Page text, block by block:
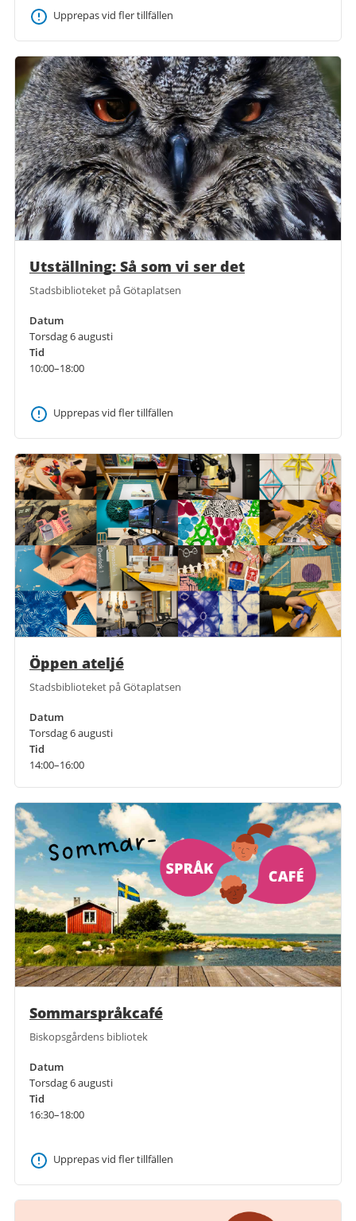
Upprepas vid fler tillfällen
Utställning: Så som vi ser det
Stadsbiblioteket på Götaplatsen
Datum
Torsdag 6 augusti
Tid
10:00–18:00
Upprepas vid fler tillfällen
Öppen ateljé
Stadsbiblioteket på Götaplatsen
Datum
Torsdag 6 augusti
Tid
14:00–16:00
Sommarspråkcafé
Biskopsgårdens bibliotek
Datum
Torsdag 6 augusti
Tid
16:30–18:00
Upprepas vid fler tillfällen